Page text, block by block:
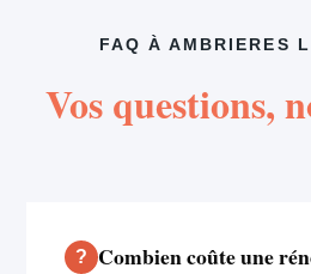
FAQ À AMBRIERES
Vos questions,
Combien coûte une